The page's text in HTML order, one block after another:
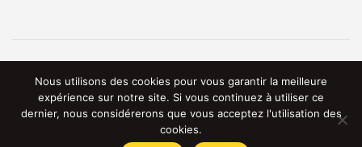
© 2023 Fondation d’entreprise EY
Nous utilisons des cookies pour vous garantir la meilleure
expérience sur notre site. Si vous continuez à utiliser ce
dernier, nous considérerons que vous acceptez l'utilisation des
cookies.